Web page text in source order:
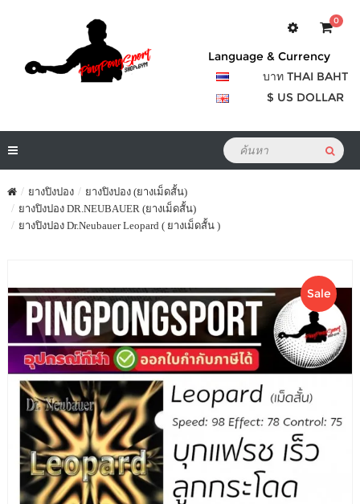
0
Language & Currency
บาท THAI BAHT
$ US DOLLAR
ยางปิงปอง
ยางปิงปอง (ยางเม็ดสั้น)
ยางปิงปอง DR.NEUBAUER (ยางเม็ดสั้น)
ยางปิงปอง Dr.Neubauer Leopard ( ยางเม็ดสั้น )
Sale